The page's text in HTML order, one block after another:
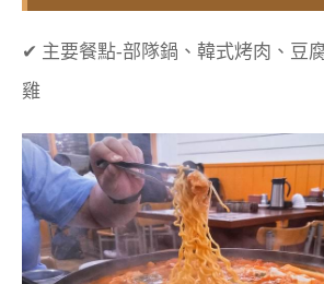
✔ 主要餐點-部隊鍋、韓式烤肉、豆
雞